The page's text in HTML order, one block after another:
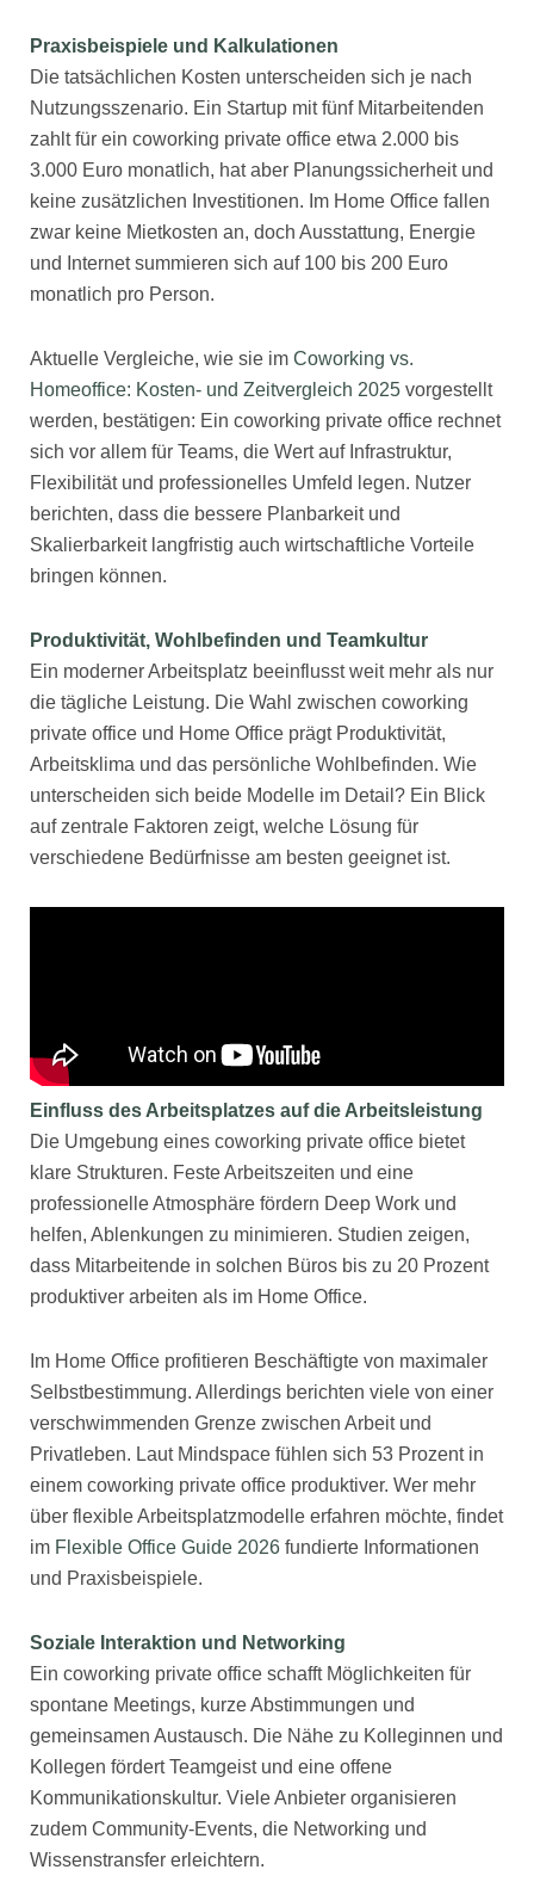
Praxisbeispiele und Kalkulationen
Die tatsächlichen Kosten unterscheiden sich je nach
Nutzungsszenario. Ein Startup mit fünf Mitarbeitenden
zahlt für ein coworking private office etwa 2.000 bis
3.000 Euro monatlich, hat aber Planungssicherheit und
keine zusätzlichen Investitionen. Im Home Office fallen
zwar keine Mietkosten an, doch Ausstattung, Energie
und Internet summieren sich auf 100 bis 200 Euro
monatlich pro Person.
Aktuelle Vergleiche, wie sie im Coworking vs.
Homeoffice: Kosten- und Zeitvergleich 2025 vorgestellt
werden, bestätigen: Ein coworking private office rechnet
sich vor allem für Teams, die Wert auf Infrastruktur,
Flexibilität und professionelles Umfeld legen. Nutzer
berichten, dass die bessere Planbarkeit und
Skalierbarkeit langfristig auch wirtschaftliche Vorteile
bringen können.
Produktivität, Wohlbefinden und Teamkultur
Ein moderner Arbeitsplatz beeinflusst weit mehr als nur
die tägliche Leistung. Die Wahl zwischen coworking
private office und Home Office prägt Produktivität,
Arbeitsklima und das persönliche Wohlbefinden. Wie
unterscheiden sich beide Modelle im Detail? Ein Blick
auf zentrale Faktoren zeigt, welche Lösung für
verschiedene Bedürfnisse am besten geeignet ist.
Einfluss des Arbeitsplatzes auf die Arbeitsleistung
Die Umgebung eines coworking private office bietet
klare Strukturen. Feste Arbeitszeiten und eine
professionelle Atmosphäre fördern Deep Work und
helfen, Ablenkungen zu minimieren. Studien zeigen,
dass Mitarbeitende in solchen Büros bis zu 20 Prozent
produktiver arbeiten als im Home Office.
Im Home Office profitieren Beschäftigte von maximaler
Selbstbestimmung. Allerdings berichten viele von einer
verschwimmenden Grenze zwischen Arbeit und
Privatleben. Laut Mindspace fühlen sich 53 Prozent in
einem coworking private office produktiver. Wer mehr
über flexible Arbeitsplatzmodelle erfahren möchte, findet
im Flexible Office Guide 2026 fundierte Informationen
und Praxisbeispiele.
Soziale Interaktion und Networking
Ein coworking private office schafft Möglichkeiten für
spontane Meetings, kurze Abstimmungen und
gemeinsamen Austausch. Die Nähe zu Kolleginnen und
Kollegen fördert Teamgeist und eine offene
Kommunikationskultur. Viele Anbieter organisieren
zudem Community-Events, die Networking und
Wissenstransfer erleichtern.